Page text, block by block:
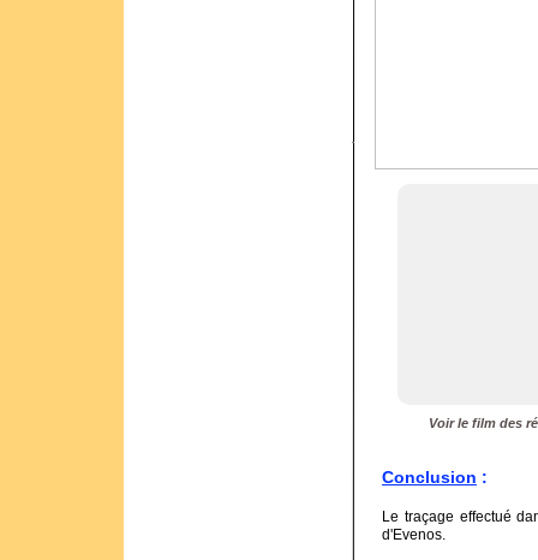
Voir le film des
Conclusion :
Le traçage effectué
d'Evenos.